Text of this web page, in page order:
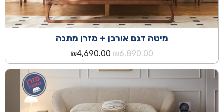
מיטה דגם אורבן + מזרן מתנה
₪6,890.00
המחיר
המקורי
היה:
₪6,890.00.
₪4,690.00
הנוכחי
הוא:
₪4,690.00.